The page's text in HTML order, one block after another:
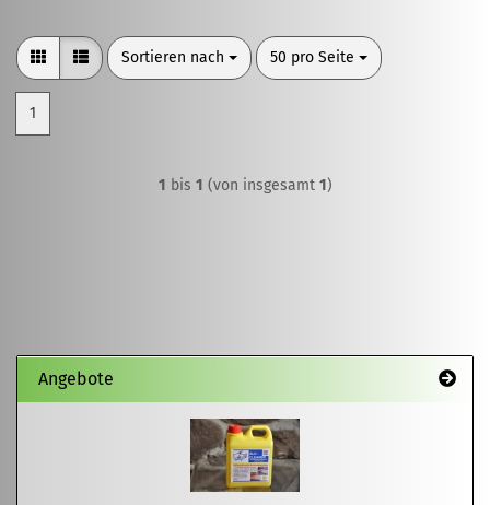
Sortieren nach
Sortieren nach 50 pro Seite
pro Seite
1
1 bis 1 (von insgesamt 1)
Angebote